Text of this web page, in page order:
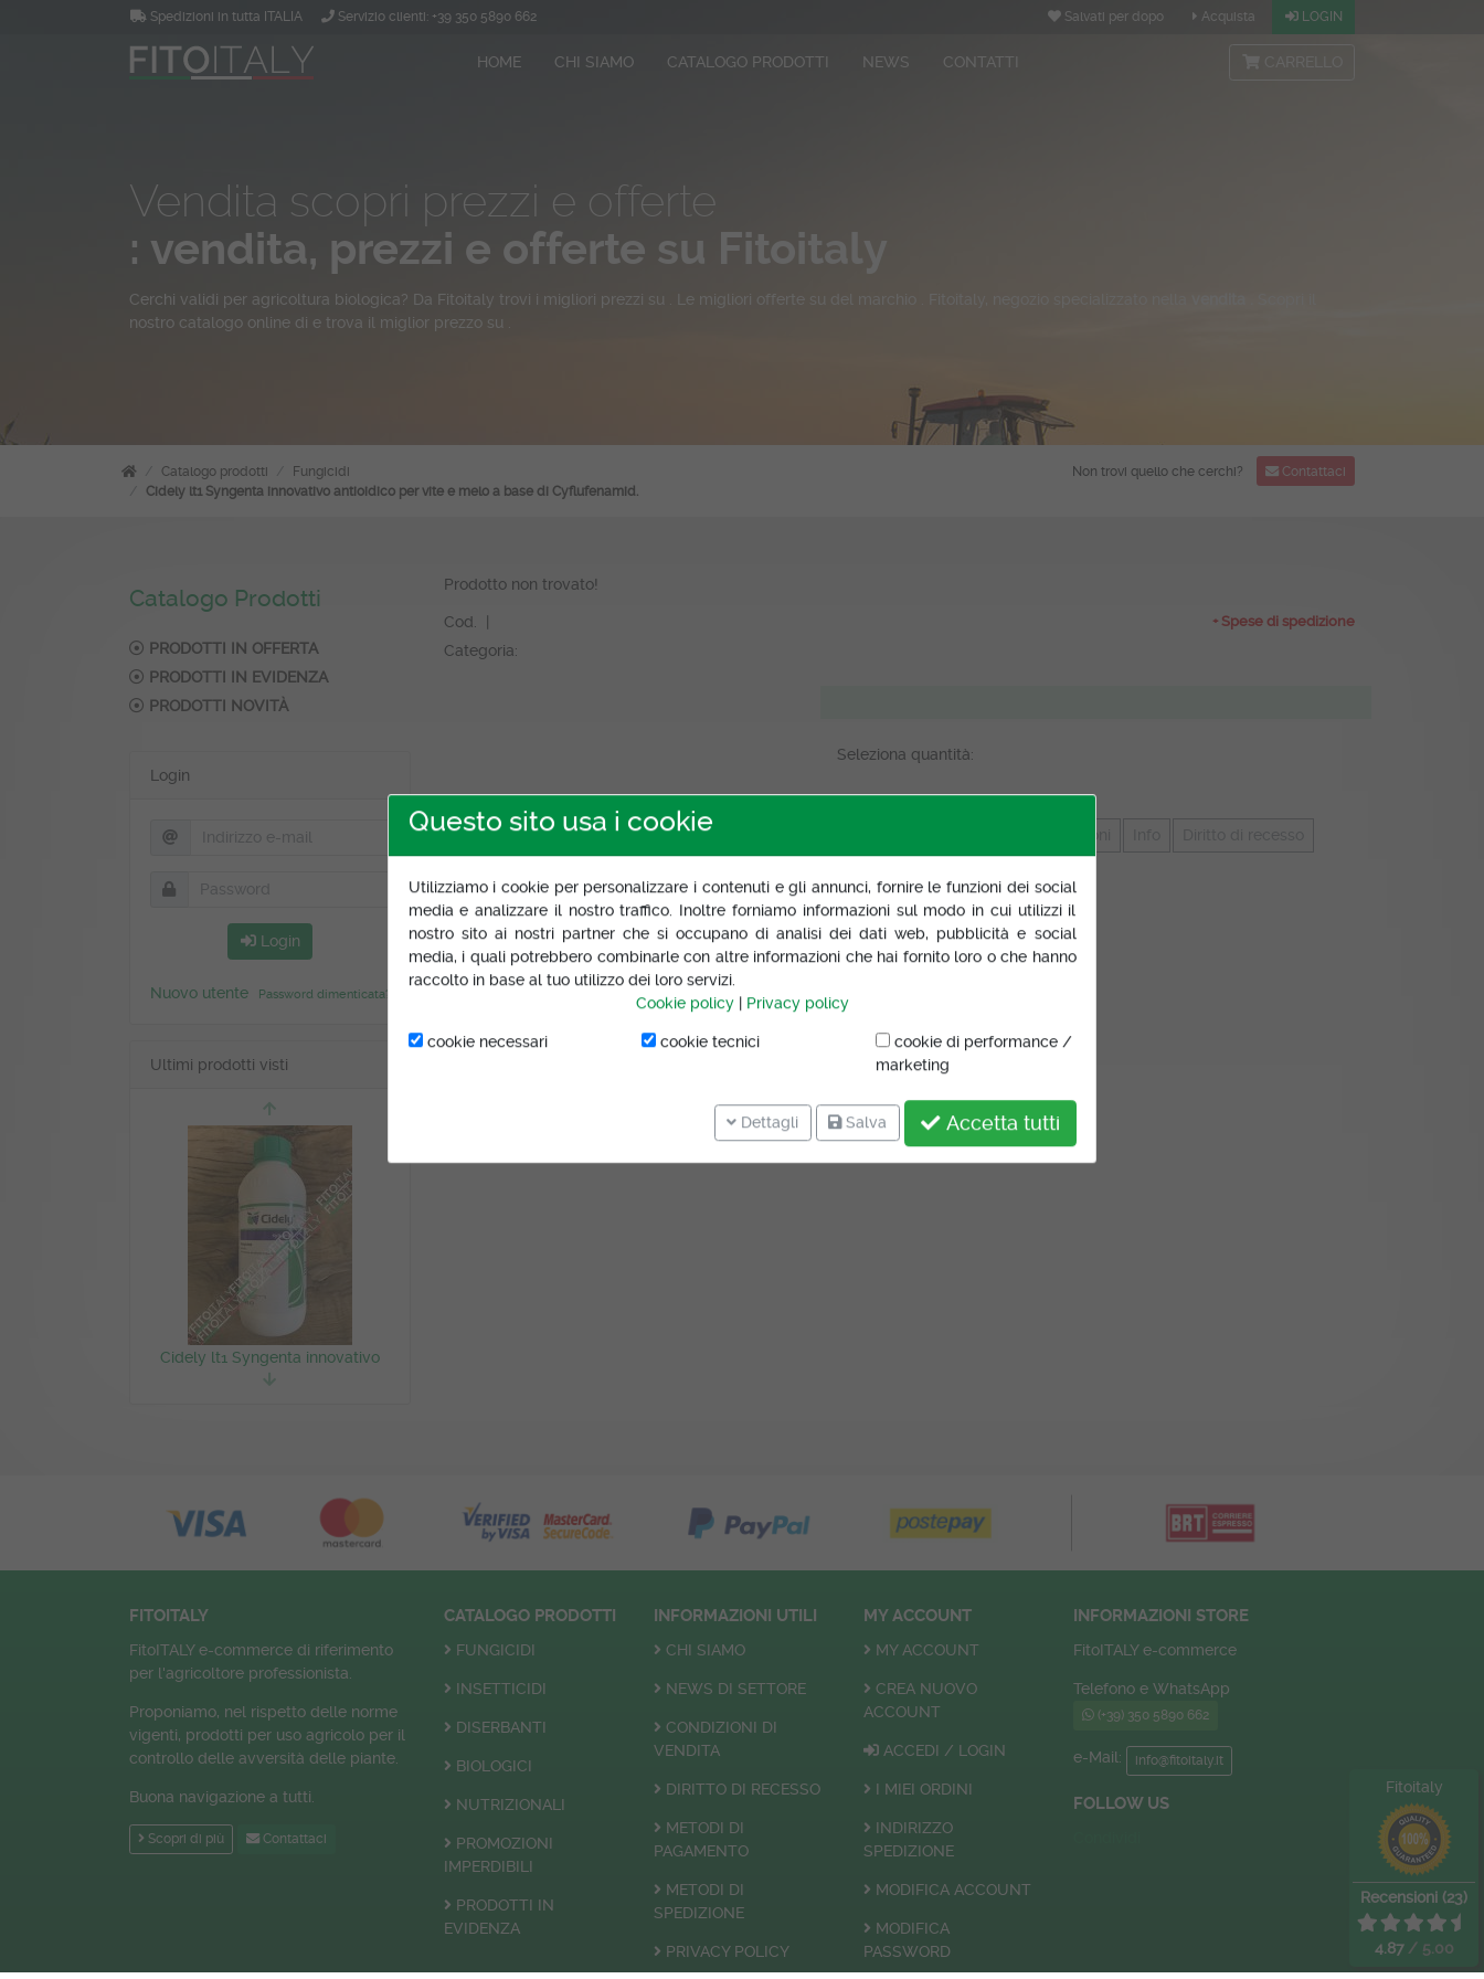
Spedizioni in tutta ITALIA Servizio clienti:+39 350 5890 662 Salvati per dopo Acquista LOGIN
HOME CHI SIAMO CATALOGO PRODOTTI NEWS CONTATTI
Vendita scopri prezzi e offerte
: vendita, prezzi e offerte su Fitoitaly
Cerchi validi per agricoltura biologica? Da Fitoitaly trovi i migliori prezzi su . Le migliori offerte su del marchio .
nostro catalogo online di e trova il miglior prezzo su .
Catalogo prodotti
Fungicidi
Cidely lt1 Syngenta innovativo antioidico per vite e melo a base di Cyflufenamid.
Non trovi quello che cerchi? Contattaci
Catalogo Prodotti
PRODOTTI IN OFFERTA
PRODOTTI IN EVIDENZA
PRODOTTI NOVITÀ
Login
Login
Nuovo utente Password dimenticata?
Ultimi prodotti visti
Cidely lt1 Syngenta innovativo
antioidico per vite e melo a
Prodotto non trovato!
Cod. |
Categoria:
+ Spese di spedizione
Seleziona quantità:
Descrizione Specifiche prodotto
FITOITALY
FitoITALY e-commerce di riferimento
per l'agricoltore professionista.
Proponiamo, nel rispetto delle norme
vigenti, prodotti per uso agricolo per il
controllo delle avversità delle piante.
Buona navigazione a tutti.
Scopri di più Contattaci
CATALOGO PRODOTTI
FUNGICIDI
INSETTICIDI
DISERBANTI
BIOLOGICI
NUTRIZIONALI
PROMOZIONI
IMPERDIBILI
PRODOTTI IN
EVIDENZA
INFORMAZIONI UTILI
CHI SIAMO
NEWS DI SETTORE
CONDIZIONI DI
VENDITA
DIRITTO DI RECESSO
METODI DI
PAGAMENTO
METODI DI
SPEDIZIONE
PRIVACY POLICY
MY ACCOUNT
MY ACCOUNT
CREA NUOVO
ACCOUNT
ACCEDI / LOGIN
I MIEI ORDINI
INDIRIZZO
SPEDIZIONE
MODIFICA ACCOUNT
MODIFICA
PASSWORD
INFORMAZIONI STORE
FitoITALY e-commerce
Telefono e WhatsApp
(+39) 350 5890 662
e-Mail: info@fitoitaly.it
FOLLOW US
Fitoitaly
Recensioni (23)
4.87 / 5.00
Questo sito usa i cookie
Utilizziamo i cookie per personalizzare i contenuti e gli annunci, fornire le funzioni dei social
media e analizzare il nostro traffico. Inoltre forniamo informazioni sul modo in cui utilizzi il
nostro sito ai nostri partner che si occupano di analisi dei dati web, pubblicità e social
media, i quali potrebbero combinarle con altre informazioni che hai fornito loro o che hanno
raccolto in base al tuo utilizzo dei loro servizi.
Cookie policy| Privacy policy
cookie necessari cookie tecnici
cookie di performance /
marketing
Dettagli Salva Accetta tutti